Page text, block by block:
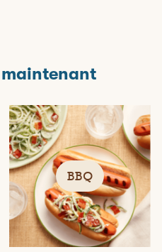
BBQ